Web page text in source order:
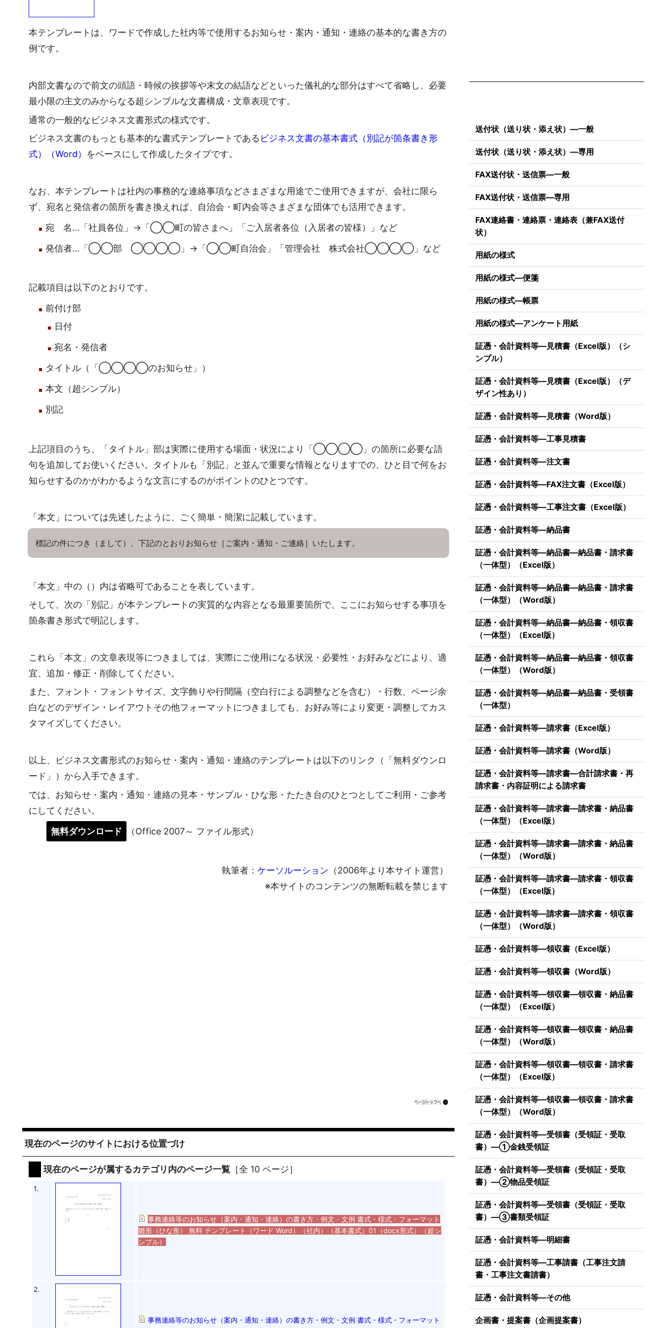
本テンプレートは、ワードで作成した社内等で使用するお知らせ・案内・通知・連絡の基本的な書き方の
例です。
内部文書なので前文の頭語・時候の挨拶等や末文の結語などといった儀礼的な部分はすべて省略し、必要
最小限の主文のみからなる超シンプルな文書構成・文章表現です。
通常の一般的なビジネス文書形式の様式です。
ビジネス文書のもっとも基本的な書式テンプレートである ビジネス文書の基本書式（別記が箇条書き形
式）（Word） をベースにして作成したタイプです。
なお、本テンプレートは社内の事務的な連絡事項などさまざまな用途でご使用できますが、会社に限ら
ず、宛名と発信者の箇所を書き換えれば、自治会・町内会等さまざまな団体でも活用できます。
宛 名…「社員各位」→「◯◯町の皆さまへ」「ご入居者各位（入居者の皆様）」など
発信者…「◯◯部 ◯◯◯◯」→「◯◯町自治会」「管理会社 株式会社◯◯◯◯」など
記載項目は以下のとおりです。
前付け部
日付
宛名・発信者
タイトル（「◯◯◯◯のお知らせ」）
本文（超シンプル）
別記
上記項目のうち、「タイトル」部は実際に使用する場面・状況により「◯◯◯◯」の箇所に必要な語
句を追加してお使いください。タイトルも「別記」と並んで重要な情報となりますでの、ひと目で何をお
知らせするのかがわかるような文言にするのがポイントのひとつです。
「本文」については先述したように、ごく簡単・簡潔に記載しています。
標記の件につき（まして）、下記のとおりお知らせ［ご案内・通知・ご連絡］いたします。
「本文」中の（）内は省略可であることを表しています。
そして、次の「別記」が本テンプレートの実質的な内容となる最重要箇所で、ここにお知らせする事項を
箇条書き形式で明記します。
これら「本文」の文章表現等につきましては、実際にご使用になる状況・必要性・お好みなどにより、適
宜、追加・修正・削除してください。
また、フォント・フォントサイズ、文字飾りや行間隔（空白行による調整などを含む）・行数、ページ余
白などのデザイン・レイアウトその他フォーマットにつきましても、お好み等により変更・調整してカス
タマイズしてください。
以上、ビジネス文書形式のお知らせ・案内・通知・連絡のテンプレートは以下のリンク（「無料ダウンロ
ード」）から入手できます。
では、お知らせ・案内・通知・連絡の見本・サンプル・ひな形・たたき台のひとつとしてご利用・ご参考
にしてください。
無料ダウンロード
（Office 2007～ ファイル形式）
執筆者： ケーソルーション （2006年より本サイト運営）
※本サイトのコンテンツの無断転載を禁じます
現在のページのサイトにおける位置づけ
現在のページが属するカテゴリ内のページ一覧 ［全 10 ページ］
1.
事務連絡等のお知らせ（案内・通知・連絡）の書き方・例文・文例 書式・様式・フォーマット
雛形（ひな形） 無料 テンプレート（ワード Word）（社内）（基本書式）01（docx形式）（超シ
ンプル）
2.
事務連絡等のお知らせ（案内・通知・連絡）の書き方・例文・文例 書式・様式・フォーマット
送付状（送り状・添え状）―一般
送付状（送り状・添え状）―専用
FAX送付状・送信票―一般
FAX送付状・送信票―専用
FAX連絡書・連絡票・連絡表（兼FAX送付
状）
用紙の様式
用紙の様式―便箋
用紙の様式―帳票
用紙の様式―アンケート用紙
証憑・会計資料等―見積書（Excel版）（シ
ンプル）
証憑・会計資料等―見積書（Excel版）（デ
ザイン性あり）
証憑・会計資料等―見積書（Word版）
証憑・会計資料等―工事見積書
証憑・会計資料等―注文書
証憑・会計資料等―FAX注文書（Excel版）
証憑・会計資料等―工事注文書（Excel版）
証憑・会計資料等―納品書
証憑・会計資料等―納品書―納品書・請求書
（一体型）（Excel版）
証憑・会計資料等―納品書―納品書・請求書
（一体型）（Word版）
証憑・会計資料等―納品書―納品書・領収書
（一体型）（Excel版）
証憑・会計資料等―納品書―納品書・領収書
（一体型）（Word版）
証憑・会計資料等―納品書―納品書・受領書
（一体型）
証憑・会計資料等―請求書（Excel版）
証憑・会計資料等―請求書（Word版）
証憑・会計資料等―請求書―合計請求書・再
請求書・内容証明による請求書
証憑・会計資料等―請求書―請求書・納品書
（一体型）（Excel版）
証憑・会計資料等―請求書―請求書・納品書
（一体型）（Word版）
証憑・会計資料等―請求書―請求書・領収書
（一体型）（Excel版）
証憑・会計資料等―請求書―請求書・領収書
（一体型）（Word版）
証憑・会計資料等―領収書（Excel版）
証憑・会計資料等―領収書（Word版）
証憑・会計資料等―領収書―領収書・納品書
（一体型）（Excel版）
証憑・会計資料等―領収書―領収書・納品書
（一体型）（Word版）
証憑・会計資料等―領収書―領収書・請求書
（一体型）（Excel版）
証憑・会計資料等―領収書―領収書・請求書
（一体型）（Word版）
証憑・会計資料等―受領書（受領証・受取
書）―①金銭受領証
証憑・会計資料等―受領書（受領証・受取
書）―②物品受領証
証憑・会計資料等―受領書（受領証・受取
書）―③書類受領証
証憑・会計資料等―明細書
証憑・会計資料等―工事請書（工事注文請
書・工事注文書請書）
証憑・会計資料等―その他
企画書・提案書（企画提案書）